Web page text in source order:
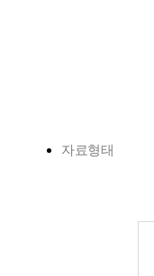
자료형태